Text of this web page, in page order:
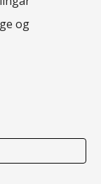
og